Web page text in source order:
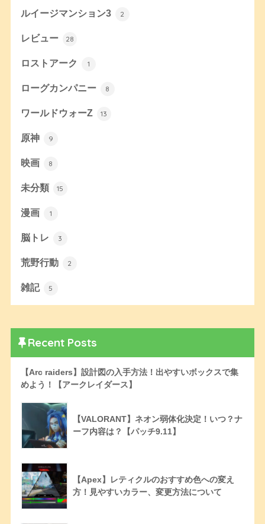
ルイージマンション3 2
レビュー 28
ロストアーク 1
ローグカンパニー 8
ワールドウォーZ 13
原神 9
映画 8
未分類 15
漫画 1
脳トレ 3
荒野行動 2
雑記 5
Recent Posts
【Arc raiders】設計図の入手方法！出やすいボックスで集
めよう！【アークレイダース】
【VALORANT】ネオン弱体化決定！いつ？ナ
ーフ内容は？【パッチ9.11】
【Apex】レティクルのおすすめ色への変え
方！見やすいカラー、変更方法について